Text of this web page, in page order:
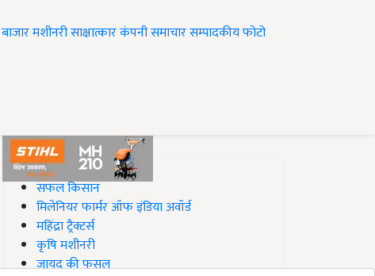
बाजारमशीनरीसाक्षात्कारकंपनी समाचारसम्पादकीयफोटो
#Top on Krishi Jagran
सफल किसान
मिलेनियर फार्मर ऑफ इंडिया अवॉर्ड
महिंद्रा ट्रैक्टर्स
कृषि मशीनरी
जायद की फसल